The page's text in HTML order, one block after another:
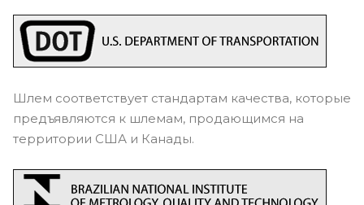
Шлем соответствует стандартам качества, которые
предъявляются к шлемам, продающимся на
территории США и Канады.